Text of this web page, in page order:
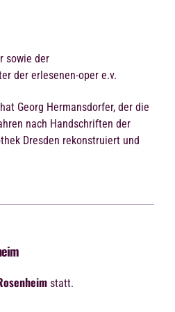
sowie der
der erlesenen-oper e.v.
hat Georg Hermansdorfer, der die
nach Handschriften der
Dresden rekonstruiert und
statt.